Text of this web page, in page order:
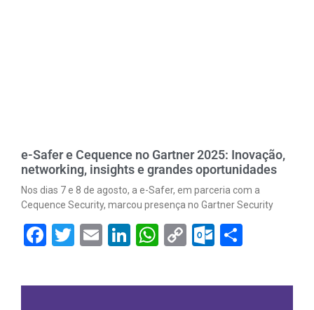
e-Safer e Cequence no Gartner 2025: Inovação,
networking, insights e grandes oportunidades
Nos dias 7 e 8 de agosto, a e-Safer, em parceria com a
Cequence Security, marcou presença no Gartner Security
Facebook
Twitter
EmailLinkedIn
WhatsApp
Copy